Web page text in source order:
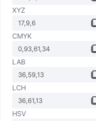
XYZ
CMYK
LAB
LCH
HSV